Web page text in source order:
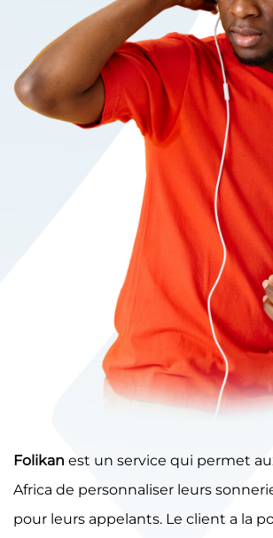
Folikan est un service qui permet
Africa de personnaliser leurs
pour leurs appelants. Le client a la